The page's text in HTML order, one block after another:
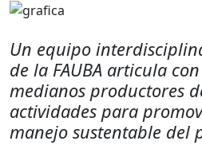
Un equipo
de la FAUBA articula
medianos productores
actividades para
manejo sustentable del